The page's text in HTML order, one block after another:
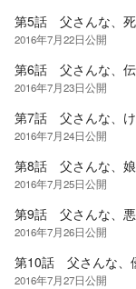
第5話 父さんな、
2016年7月22日公開
第6話 父さんな、
2016年7月23日公開
第7話 父さんな、
2016年7月24日公開
第8話 父さんな、
2016年7月25日公開
第9話 父さんな、
2016年7月26日公開
第10話 父さんな、
2016年7月27日公開